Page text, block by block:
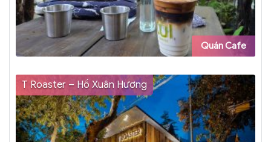
Quán Cafe
T Roaster – Hồ Xuân Hương